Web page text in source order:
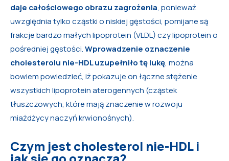
daje całościowego obrazu zagrożenia, ponieważ
uwzględnia tylko cząstki o niskiej gęstości, pomijane są
frakcje bardzo małych lipoprotein (VLDL) czy lipoprotein o
pośredniej gęstości.Wprowadzenie oznaczenie
cholesterolu nie-HDL uzupełniło tę lukę, można
bowiem powiedzieć, iż pokazuje on łączne stężenie
wszystkich lipoprotein aterogennych (cząstek
tłuszczowych, które mają znaczenie w rozwoju
miażdżycy naczyń krwionośnych).
Czym jest cholesterol nie-HDL i